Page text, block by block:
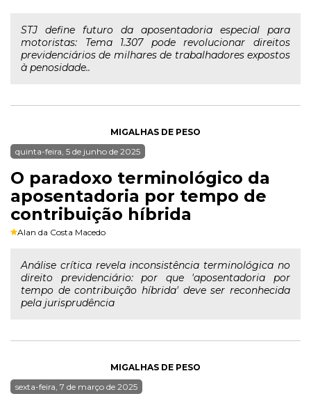
STJ define futuro da aposentadoria especial para
motoristas: Tema 1.307 pode revolucionar direitos
previdenciários de milhares de trabalhadores expostos
à penosidade..
MIGALHAS DE PESO
quinta-feira, 5 de junho de 2025
O paradoxo terminológico da
aposentadoria por tempo de
contribuição híbrida
Alan da Costa Macedo
Análise crítica revela inconsistência terminológica no
direito previdenciário: por que 'aposentadoria por
tempo de contribuição híbrida' deve ser reconhecida
pela jurisprudência
MIGALHAS DE PESO
sexta-feira, 7 de março de 2025